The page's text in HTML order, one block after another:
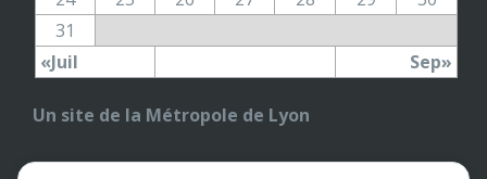
«Juil Sep»
31
Un site de la Métropole de Lyon